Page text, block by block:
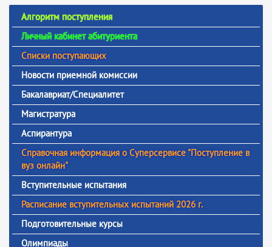
Алгоритм поступления
Личный кабинет абитуриента
Списки поступающих
Новости приемной комиссии
Бакалавриат/Специалитет
Магистратура
Аспирантура
Справочная информация о Суперсервисе "Поступление в
вуз онлайн"
Вступительные испытания
Расписание вступительных испытаний 2026 г.
Подготовительные курсы
Олимпиады